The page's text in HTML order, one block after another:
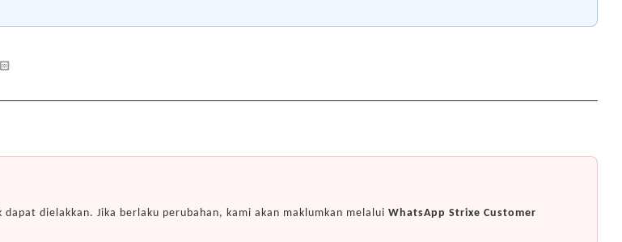
dielakkan. Jika berlaku perubahan, kami akan maklumkan melalui WhatsApp Strixe Customer